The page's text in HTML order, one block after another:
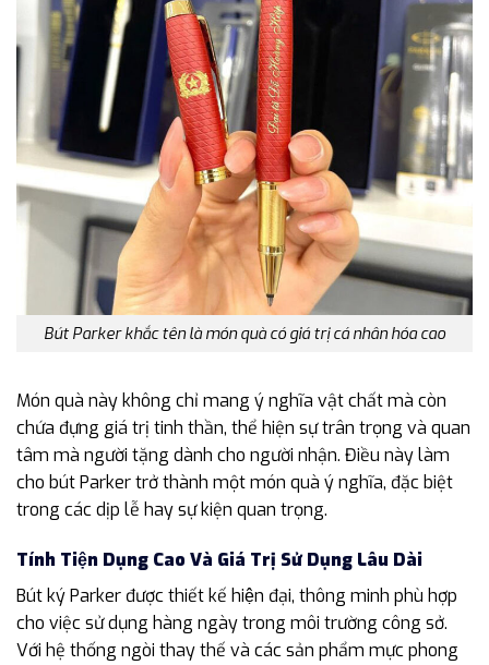
Bút Parker khắc tên là món quà có giá trị cá nhân hóa cao
Món quà này không chỉ mang ý nghĩa vật chất mà còn
chứa đựng giá trị tinh thần, thể hiện sự trân trọng và quan
tâm mà người tặng dành cho người nhận. Điều này làm
cho bút Parker trở thành một món quà ý nghĩa, đặc biệt
trong các dịp lễ hay sự kiện quan trọng.
Tính Tiện Dụng Cao Và Giá Trị Sử Dụng Lâu Dài
Bút ký Parker được thiết kế hiện đại, thông minh phù hợp
cho việc sử dụng hàng ngày trong môi trường công sở.
Với hệ thống ngòi thay thế và các sản phẩm mực phong